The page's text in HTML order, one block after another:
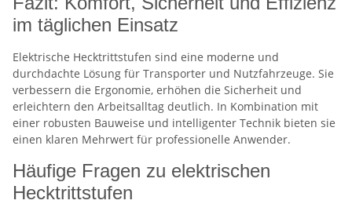
im täglichen Einsatz
Elektrische Hecktrittstufen sind eine moderne und
durchdachte Lösung für Transporter und Nutzfahrzeuge. Sie
verbessern die Ergonomie, erhöhen die Sicherheit und
erleichtern den Arbeitsalltag deutlich. In Kombination mit
einer robusten Bauweise und intelligenter Technik bieten sie
einen klaren Mehrwert für professionelle Anwender.
Häufige Fragen zu elektrischen
Hecktrittstufen